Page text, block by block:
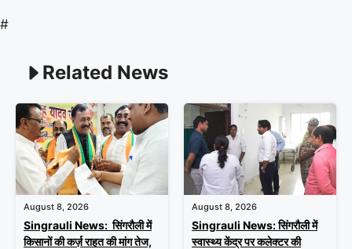
#
Related News
August 8, 2026
Singrauli News: सिंगरौली में
किसानों की कर्ज़ राहत की मांग तेज,
August 8, 2026
Singrauli News: सिंगरौली में
स्वास्थ्य केंद्र पर कलेक्टर की